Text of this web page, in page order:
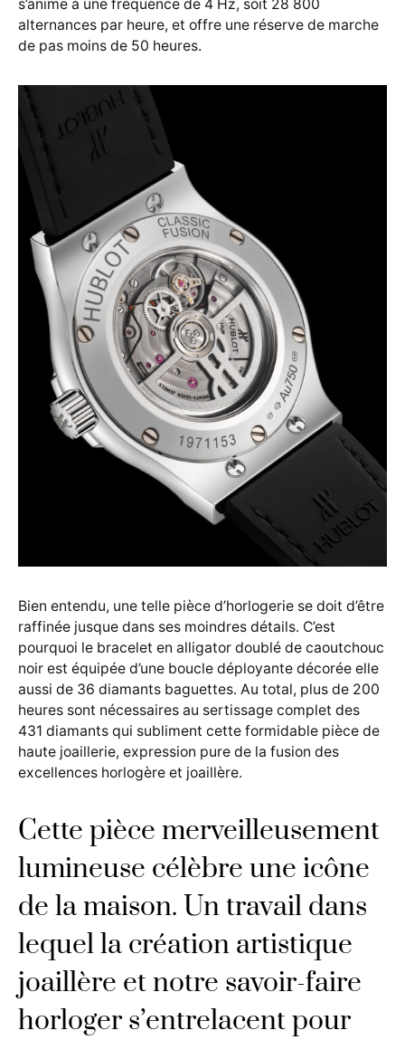
s’anime à une fréquence de 4 Hz, soit 28 800
alternances par heure, et offre une réserve de marche
de pas moins de 50 heures.
Bien entendu, une telle pièce d’horlogerie se doit d’être
raffinée jusque dans ses moindres détails. C’est
pourquoi le bracelet en alligator doublé de caoutchouc
noir est équipée d’une boucle déployante décorée elle
aussi de 36 diamants baguettes. Au total, plus de 200
heures sont nécessaires au sertissage complet des
431 diamants qui subliment cette formidable pièce de
haute joaillerie, expression pure de la fusion des
excellences horlogère et joaillère.
Cette pièce merveilleusement
lumineuse célèbre une icône
de la maison. Un travail dans
lequel la création artistique
joaillère et notre savoir-faire
horloger s’entrelacent pour